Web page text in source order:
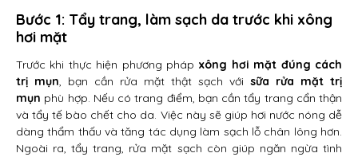
Bước 1: Tẩy trang, làm sạch da trước khi xông
hơi mặt
Trước khi thực hiện phương pháp xông hơi mặt đúng cách
trị mụn, bạn cần rửa mặt thật sạch với sữa rửa mặt trị
mụn phù hợp. Nếu có trang điểm, bạn cần tẩy trang cẩn thận
và tẩy tế bào chết cho da. Việc này sẽ giúp hơi nước nóng dễ
dàng thẩm thấu và tăng tác dụng làm sạch lỗ chân lông hơn.
Ngoài ra, tẩy trang, rửa mặt sạch còn giúp ngăn ngừa tình